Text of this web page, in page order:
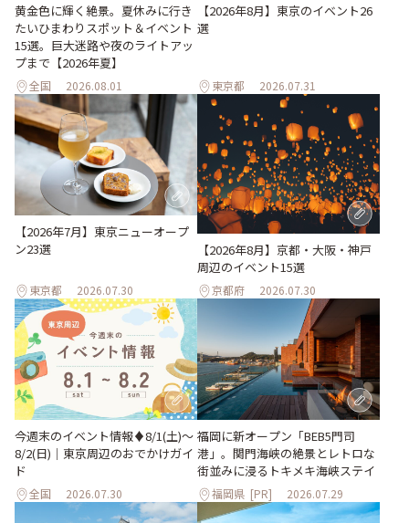
黄金色に輝く絶景。夏休みに行き
たいひまわりスポット＆イベント
15選。巨大迷路や夜のライトアッ
プまで【2026年夏】
全国 2026.08.01
【2026年8月】東京のイベント26
選
東京都 2026.07.31
【2026年7月】東京ニューオープ
ン23選
東京都 2026.07.30
【2026年8月】京都・大阪・神戸
周辺のイベント15選
京都府 2026.07.30
今週末のイベント情報♦︎8/1(土)〜
8/2(日)｜東京周辺のおでかけガイ
ド
全国 2026.07.30
福岡に新オープン「BEB5門司
港」。関門海峡の絶景とレトロな
街並みに浸るトキメキ海峡ステイ
福岡県 [PR] 2026.07.29